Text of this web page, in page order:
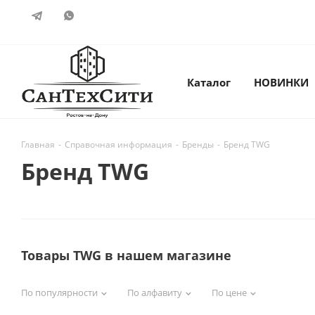
Каталог НОВИНКИ
Главная - Справочная информация - Бренды - Бренд TWG
Бренд TWG
Товары TWG в нашем магазине
По популярности По алфавиту По цене